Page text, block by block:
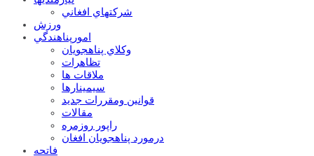
شرکتهاي افغاني
ورزش
امورپناهندگي
وکلاي پناهجويان
تظاهرات
ملاقات ها
سيمينارها
قوانين ومقررات جديد
مقالات
راپور روزمره
درمورد پناهجويان افغان
فاتحه